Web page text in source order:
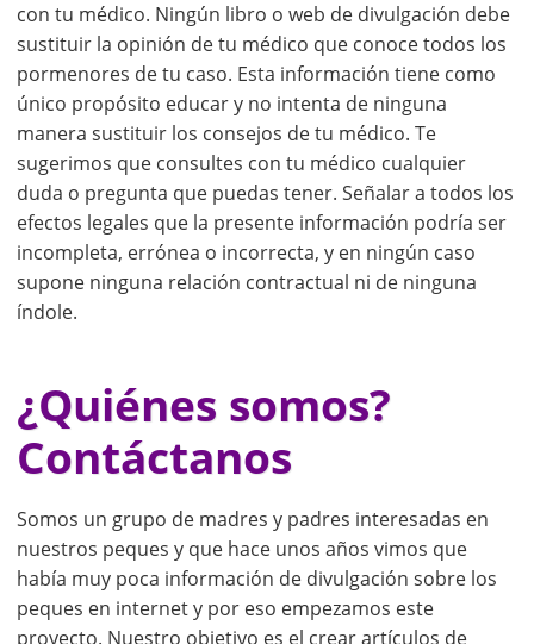
con tu médico. Ningún libro o web de divulgación debe
sustituir la opinión de tu médico que conoce todos los
pormenores de tu caso. Esta información tiene como
único propósito educar y no intenta de ninguna
manera sustituir los consejos de tu médico. Te
sugerimos que consultes con tu médico cualquier
duda o pregunta que puedas tener. Señalar a todos los
efectos legales que la presente información podría ser
incompleta, errónea o incorrecta, y en ningún caso
supone ninguna relación contractual ni de ninguna
índole.
¿Quiénes somos?
Contáctanos
Somos un grupo de madres y padres interesadas en
nuestros peques y que hace unos años vimos que
había muy poca información de divulgación sobre los
peques en internet y por eso empezamos este
proyecto. Nuestro objetivo es el crear artículos de